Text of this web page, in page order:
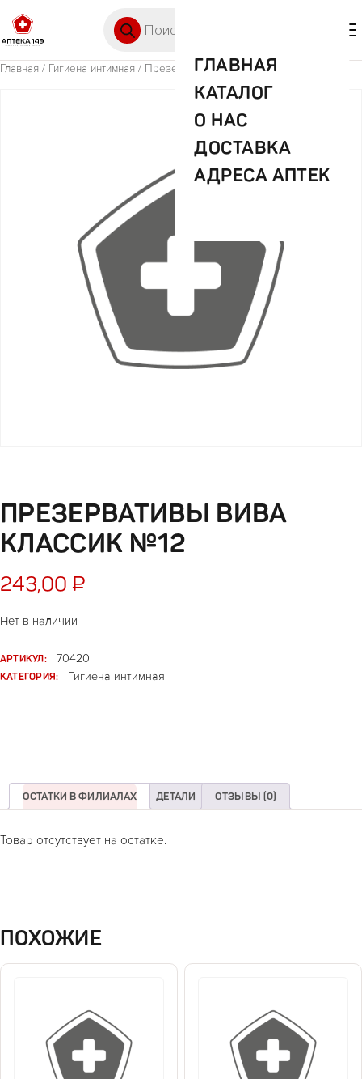
ГЛАВНАЯ
КАТАЛОГ
О НАС
ДОСТАВКА
АДРЕСА АПТЕК
Главная / Гигиена интимная / Презервативы ВИВА классик №12
ПРЕЗЕРВАТИВЫ ВИВА
КЛАССИК №12
243,00 ₽
Нет в наличии
АРТИКУЛ:
70420
КАТЕГОРИЯ:
Гигиена интимная
ОСТАТКИ В ФИЛИАЛАХ ДЕТАЛИ ОТЗЫВЫ (0)
Товар отсутствует на остатке.
ПОХОЖИЕ